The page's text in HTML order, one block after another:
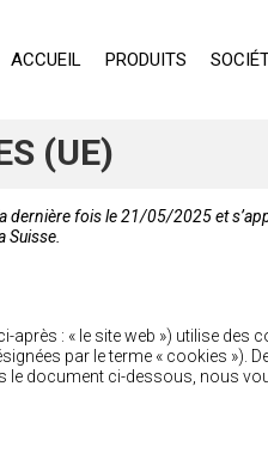
ACCUEIL PRODUITS
(UE)
dernière fois le 21/05/2025 et
Suisse.
après : « le site web ») utilise des
par le terme « cookies »).
le document ci-dessous, nous